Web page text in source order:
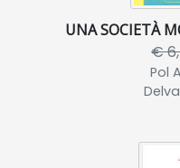
UNA SOCIETÀ
€
Pol